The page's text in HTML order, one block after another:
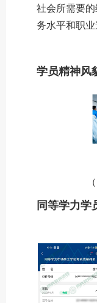
社会所需要
务水平和职业
学员精神风
同等学力学